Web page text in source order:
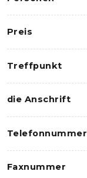
Preis
Treffpunkt
die Anschrift
Telefonnummer
Faxnummer